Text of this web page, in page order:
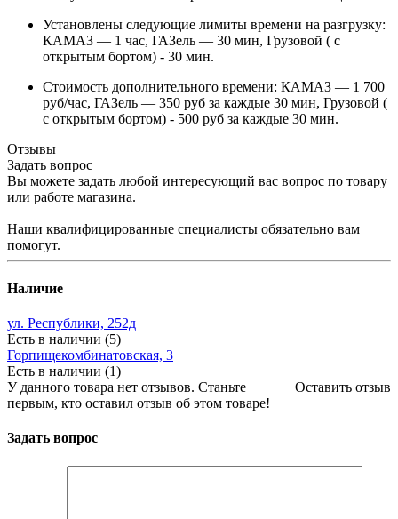
Установлены следующие лимиты времени на разгрузку:
КАМАЗ — 1 час, ГАЗель — 30 мин, Грузовой ( с
открытым бортом) - 30 мин.
Стоимость дополнительного времени: КАМАЗ — 1 700
руб/час, ГАЗель — 350 руб за каждые 30 мин, Грузовой (
с открытым бортом) - 500 руб за каждые 30 мин.
Отзывы
Задать вопрос
Вы можете задать любой интересующий вас вопрос по товару
или работе магазина.
Наши квалифицированные специалисты обязательно вам
помогут.
Наличие
ул. Республики, 252д
Есть в наличии (5)
Горпищекомбинатовская, 3
Есть в наличии (1)
Оставить отзыв
У данного товара нет отзывов. Станьте
первым, кто оставил отзыв об этом товаре!
Задать вопрос